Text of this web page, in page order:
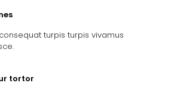
turpis turpis vivamus
tortor